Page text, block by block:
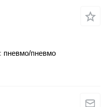
пневмо/пневмо